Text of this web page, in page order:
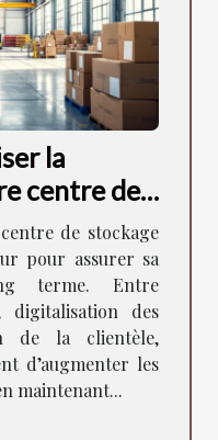
la
centre de
de stockage
pour assurer sa
terme. Entre
digitalisation des
de la clientèle,
d’augmenter les
maintenant...